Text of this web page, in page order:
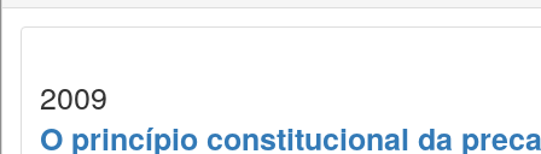
2009
O princípio constitucional da